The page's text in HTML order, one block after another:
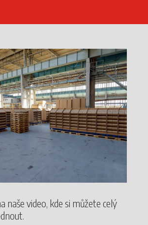
naše video, kde si můžete celý